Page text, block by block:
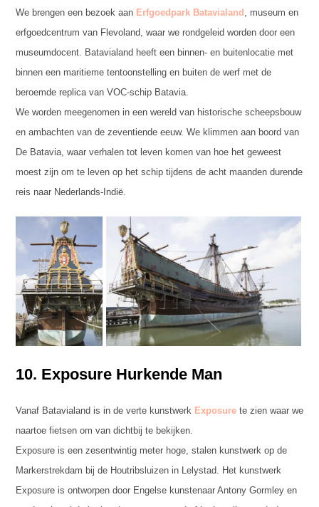
We brengen een bezoek aan Erfgoedpark Batavialand , museum en
erfgoedcentrum van Flevoland, waar we rondgeleid worden door een
museumdocent. Batavialand heeft een binnen- en buitenlocatie met
binnen een maritieme tentoonstelling en buiten de werf met de
beroemde replica van VOC-schip Batavia.
We worden meegenomen in een wereld van historische scheepsbouw
en ambachten van de zeventiende eeuw. We klimmen aan boord van
De Batavia, waar verhalen tot leven komen van hoe het geweest
moest zijn om te leven op het schip tijdens de acht maanden durende
reis naar Nederlands-Indië.
10. Exposure Hurkende Man
Vanaf Batavialand is in de verte kunstwerk Exposure te zien waar we
naartoe fietsen om van dichtbij te bekijken.
Exposure is een zesentwintig meter hoge, stalen kunstwerk op de
Markerstrekdam bij de Houtribsluizen in Lelystad. Het kunstwerk
Exposure is ontworpen door Engelse kunstenaar Antony Gormley en